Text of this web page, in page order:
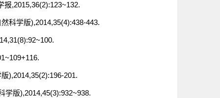
,2015,36(2):123~132.
科学版),2014,35(4):438-443.
),2014,35(2):196-201.
学版),2014,45(3):932~938.